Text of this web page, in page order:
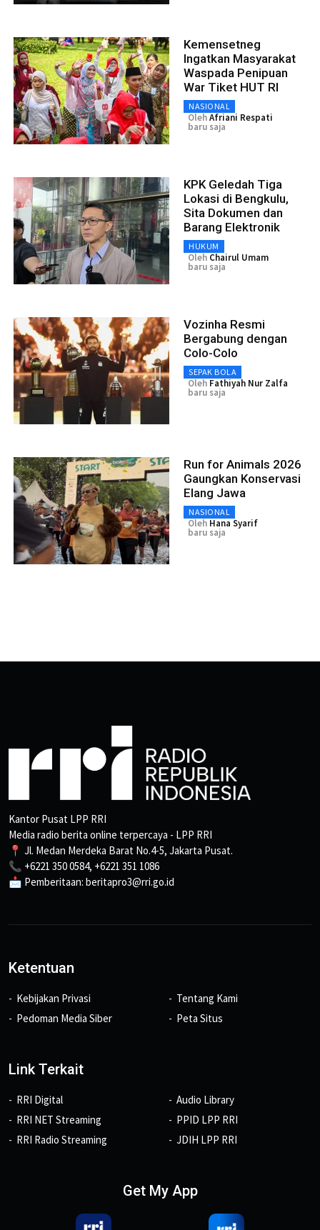
Kemensetneg
Ingatkan Masyarakat
Waspada Penipuan
War Tiket HUT RI
NASIONAL
OlehAfriani Respati
baru saja
KPK Geledah Tiga
Lokasi di Bengkulu,
Sita Dokumen dan
Barang Elektronik
HUKUM
Oleh Chairul Umam
baru saja
Vozinha Resmi
Bergabung dengan
Colo-Colo
SEPAK BOLA
Oleh Fathiyah Nur Zalfa
baru saja
Run for Animals 2026
Gaungkan Konservasi
Elang Jawa
NASIONAL
Oleh Hana Syarif
baru saja
Kantor Pusat LPP RRI
Media radio berita online terpercaya - LPP RRI
📍 Jl. Medan Merdeka Barat No.4-5, Jakarta Pusat.
📞 +6221 350 0584, +6221 351 1086
📩 Pemberitaan: beritapro3@rri.go.id
Ketentuan
Kebijakan Privasi
Pedoman Media Siber
Tentang Kami
Peta Situs
Link Terkait
RRI Digital
RRI NET Streaming
RRI Radio Streaming
Audio Library
PPID LPP RRI
JDIH LPP RRI
Get My App